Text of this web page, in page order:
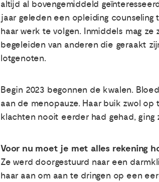
altijd al bovengemiddeld
jaar geleden een opleiding counseling
haar werk te volgen. Inmiddels mag
begeleiden van anderen die geraakt
lotgenoten.
Begin 2023 begonnen de kwalen.
aan de menopauze. Haar buik zwol
klachten nooit eerder had gehad, ging
Voor nu moet je met alles rekening
Ze werd doorgestuurd naar een
haar aan om aan te dringen op een